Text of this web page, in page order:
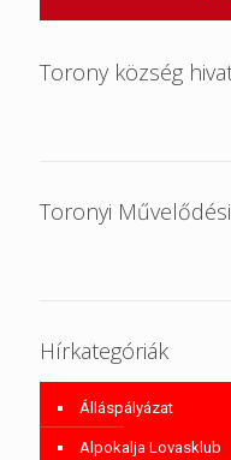
Torony község
Toronyi
Hírkategóriák
Álláspályázat
Alpokalja Lovasklub